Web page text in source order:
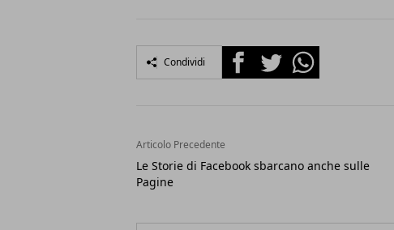
Condividi FacebookTwitterWhatsapp
Articolo Precedente
Le Storie di Facebook sbarcano anche sulle
Pagine